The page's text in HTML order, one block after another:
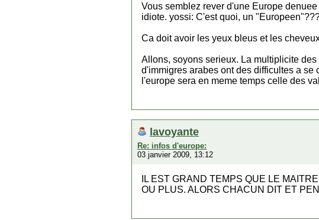
Vous semblez rever d'une Europe denuee
idiote. yossi: C'est quoi, un
Ca doit avoir les yeux bleus et les
Allons, soyons serieux. La multiplicite
d'immigres arabes ont des difficultes a
l'europe sera en meme temps celle des
lavoyante
Re: infos d'europe:
03 janvier 2009, 13:12
IL EST GRAND TEMPS QUE LE
OU PLUS. ALORS CHACUN DIT ET